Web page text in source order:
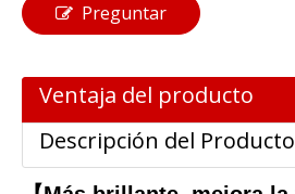
Preguntar
Ventaja del producto
Descripción del Producto